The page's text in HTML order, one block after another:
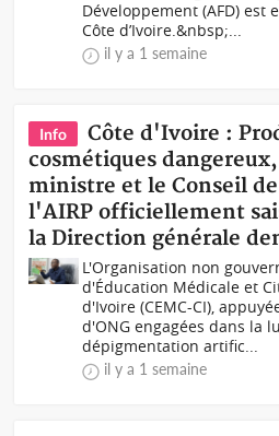
Développement (AFD) est
Côte d’Ivoire.&nbsp;...
il y a 1 semaine
Info
Côte d'Ivoire :
cosmétiques
ministre et le Conseil
l'AIRP officiellement
la Direction générale
L'Organisation non
d'Éducation Médicale et
d'Ivoire (CEMC-CI),
d'ONG engagées dans la
dépigmentation artific...
il y a 1 semaine